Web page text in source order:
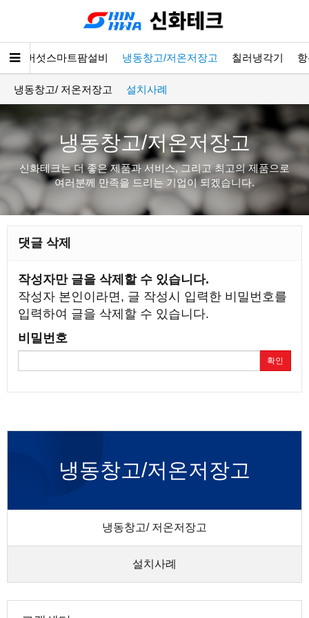
버섯스마트팜설비 냉동창고/저온저장고 칠러냉각기
냉동창고/ 저온저장고 설치사례
냉동창고/저온저장고
신화테크는 더 좋은 제품과 서비스, 그리고 최고의 제품으로
여러분께 만족을 드리는 기업이 되겠습니다.
댓글 삭제
작성자만 글을 삭제할 수 있습니다.
작성자 본인이라면, 글 작성시 입력한 비밀번호를
입력하여 글을 삭제할 수 있습니다.
비밀번호
확인
냉동창고/저온저장고
냉동창고/ 저온저장고
설치사례